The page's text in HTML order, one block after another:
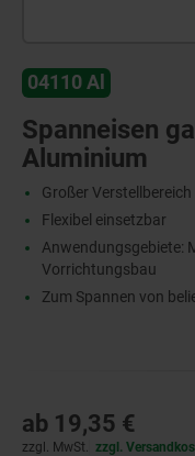
04110 Al
Spanneisen
Aluminium
Großer Verstellbereich
Flexibel einsetzbar
Anwendungsgebiete:
Vorrichtungsbau
Zum Spannen von
ab 19,35 €
zzgl. MwSt. zzgl.